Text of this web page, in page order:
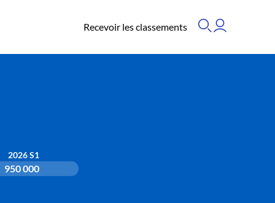
Recevoir les classements
2026 S1
950 000